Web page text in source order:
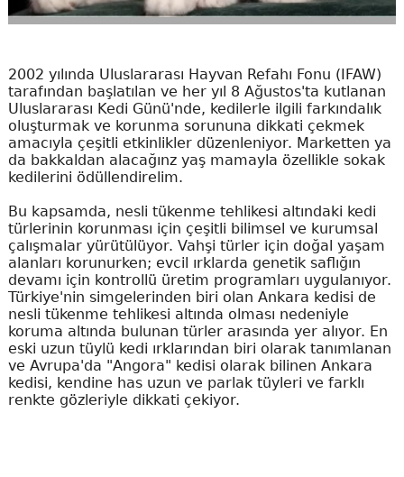
2002 yılında Uluslararası Hayvan Refahı Fonu (IFAW)
tarafından başlatılan ve her yıl 8 Ağustos'ta kutlanan
Uluslararası Kedi Günü'nde, kedilerle ilgili farkındalık
oluşturmak ve korunma sorununa dikkati çekmek
amacıyla çeşitli etkinlikler düzenleniyor. Marketten ya
da bakkaldan alacağınz yaş mamayla özellikle sokak
kedilerini ödüllendirelim.
Bu kapsamda, nesli tükenme tehlikesi altındaki kedi
türlerinin korunması için çeşitli bilimsel ve kurumsal
çalışmalar yürütülüyor. Vahşi türler için doğal yaşam
alanları korunurken; evcil ırklarda genetik saflığın
devamı için kontrollü üretim programları uygulanıyor.
Türkiye'nin simgelerinden biri olan Ankara kedisi de
nesli tükenme tehlikesi altında olması nedeniyle
koruma altında bulunan türler arasında yer alıyor. En
eski uzun tüylü kedi ırklarından biri olarak tanımlanan
ve Avrupa'da "Angora" kedisi olarak bilinen Ankara
kedisi, kendine has uzun ve parlak tüyleri ve farklı
renkte gözleriyle dikkati çekiyor.